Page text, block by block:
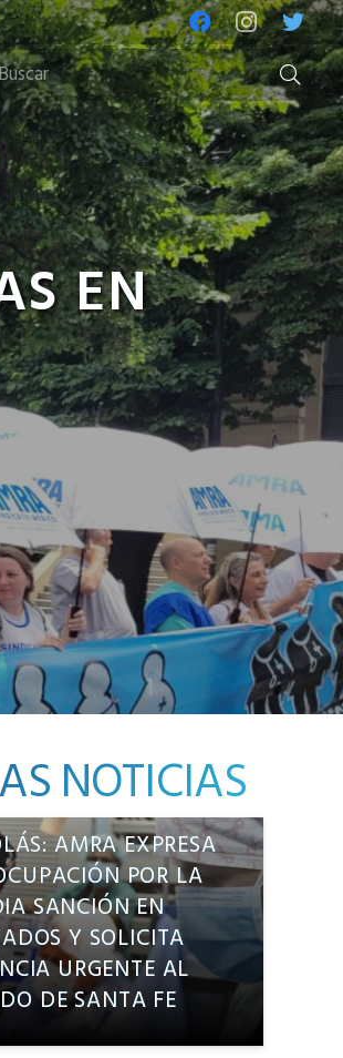
EN
NOTICIAS
AMRA EXPRESA
POR LA
SANCIÓN EN
Y SOLICITA
URGENTE AL
DE SANTA FE